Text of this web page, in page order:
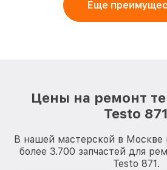
Еще
Цены на ремонт
Testo 871
В нашей мастерской в Москве
более 3.700 запчастей для
Testo 871.